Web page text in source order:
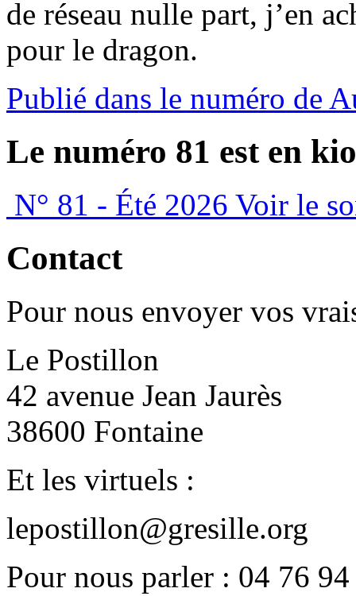
de réseau nulle part, j’en
pour le dragon.
Publié dans le numéro de
Le numéro 81 est en
N° 81 - Été 2026 Voir le
Contact
Pour nous envoyer vos
Le Postillon
42 avenue Jean Jaurès
38600 Fontaine
Et les virtuels :
lepostillon@gresille.org
Pour nous parler : 04 76